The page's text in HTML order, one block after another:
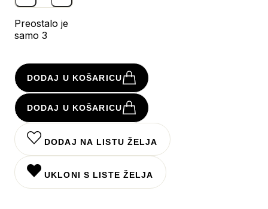
Preostalo je
samo 3
DODAJ U KOŠARICU
DODAJ U KOŠARICU
DODAJ NA LISTU ŽELJA
UKLONI S LISTE ŽELJA